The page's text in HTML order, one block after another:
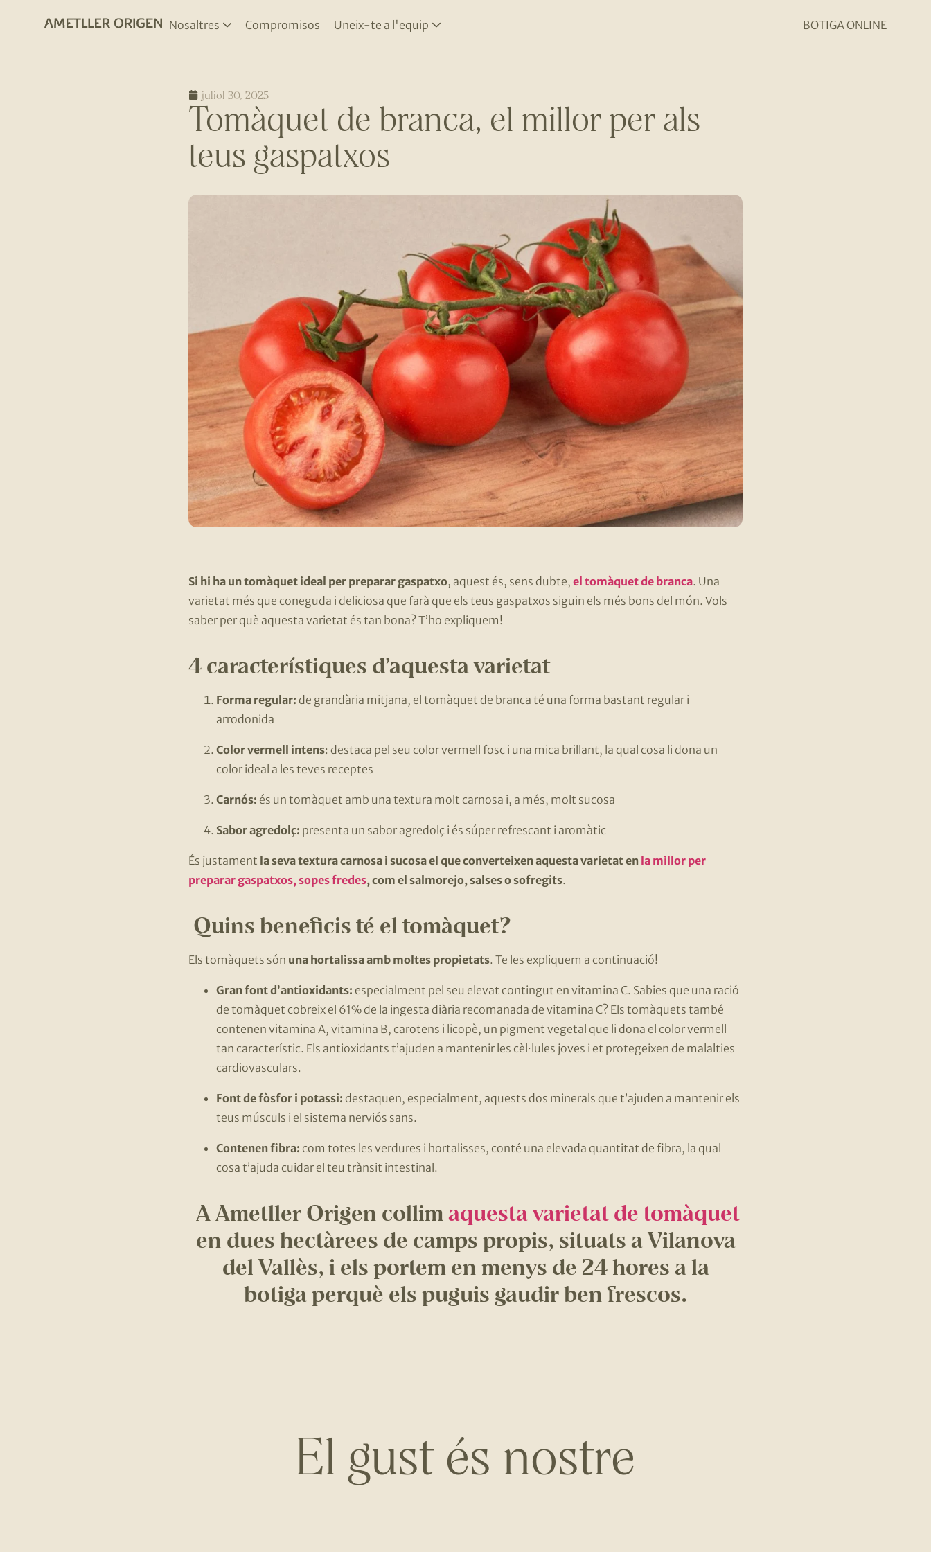
Nosaltres Compromisos Uneix-te a l'equip BOTIGA ONLINE
juliol 30, 2025
Tomàquet de branca, el millor per als
teus gaspatxos
Si hi ha un tomàquet ideal per preparar gaspatxo, aquest és, sens dubte, el tomàquet de branca. Una
varietat més que coneguda i deliciosa que farà que els teus gaspatxos siguin els més bons del món. Vols
saber per què aquesta varietat és tan bona? T’ho expliquem!
4 característiques d’aquesta varietat
Forma regular: de grandària mitjana, el tomàquet de branca té una forma bastant regular i
arrodonida
Color vermell intens: destaca pel seu color vermell fosc i una mica brillant, la qual cosa li dona un
color ideal a les teves receptes
Carnós: és un tomàquet amb una textura molt carnosa i, a més, molt sucosa
Sabor agredolç: presenta un sabor agredolç i és súper refrescant i aromàtic
És justament la seva textura carnosa i sucosa el que converteixen aquesta varietat en la millor per
preparar gaspatxos, sopes fredes, com el salmorejo, salses o sofregits.
Quins beneficis té el tomàquet?
Els tomàquets són una hortalissa amb moltes propietats. Te les expliquem a continuació!
Gran font d’antioxidants: especialment pel seu elevat contingut en vitamina C. Sabies que una ració
de tomàquet cobreix el 61% de la ingesta diària recomanada de vitamina C? Els tomàquets també
contenen vitamina A, vitamina B, carotens i licopè, un pigment vegetal que li dona el color vermell
tan característic. Els antioxidants t’ajuden a mantenir les cèl·lules joves i et protegeixen de malalties
cardiovasculars.
Font de fòsfor i potassi: destaquen, especialment, aquests dos minerals que t’ajuden a mantenir els
teus músculs i el sistema nerviós sans.
Contenen fibra: com totes les verdures i hortalisses, conté una elevada quantitat de fibra, la qual
cosa t’ajuda cuidar el teu trànsit intestinal.
A Ametller Origen collimaquesta varietat de tomàquet
en dues hectàrees de camps propis, situats a Vilanova
del Vallès, i els portem en menys de 24 hores a la
botiga perquè els puguis gaudir ben frescos.
El gust és nostre